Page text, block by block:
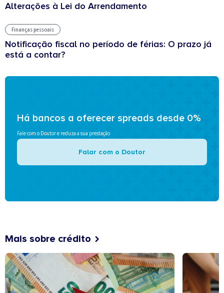
Alterações à Lei do Arrendamento
Finanças pessoais
Notificação fiscal no período de férias: O prazo já
está a contar?
Há bancos a oferecer spreads desde 0%
Fale com o Doutor e reduza a sua prestação
Falar com o Doutor
Mais sobre crédito